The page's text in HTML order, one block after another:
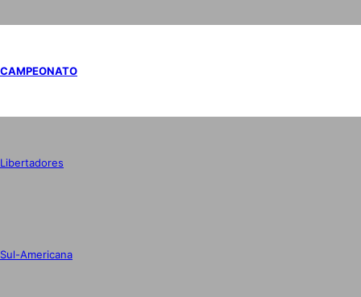
CAMPEONATO
Libertadores
Sul-Americana